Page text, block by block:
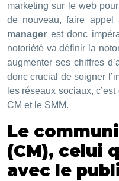
marketing sur le web
de nouveau, faire
manager est donc
notoriété va définir la
augmenter ses chiffres
donc crucial de soigner
les réseaux sociaux,
CM et le SMM.
Le
(CM), celui
avec le